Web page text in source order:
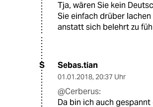
Tja, wären Sie kein
Sie einfach drüber lachen
anstatt sich belehrt zu
S Sebas.tian
01.01.2018, 20:37 Uhr
@Cerberus:
Da bin ich auch gespannt